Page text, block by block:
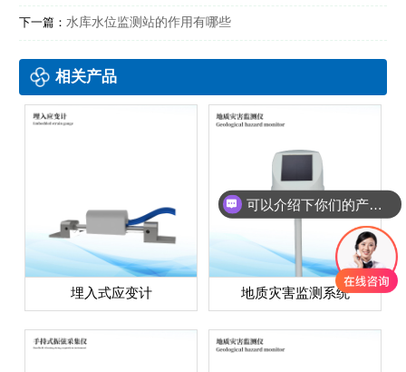
下一篇： 水库水位监测站的作用有哪些
相关产品
埋入式应变计 地质灾害监测系统
可以介绍下你们的产品么？